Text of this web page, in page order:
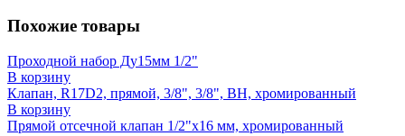
Похожие товары
Проходной набор Ду15мм 1/2"
В корзину
Клапан, R17D2, прямой, 3/8", 3/8", ВН, хромированный
В корзину
Прямой отсечной клапан 1/2"x16 мм, хромированный